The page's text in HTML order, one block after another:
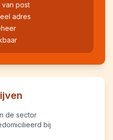
van post
adres
de sector
bij